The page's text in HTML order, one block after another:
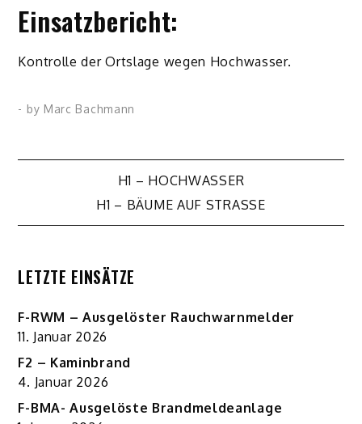
Einsatzbericht:
Kontrolle der Ortslage wegen Hochwasser.
- by Marc Bachmann
Beitragsnavigation
H1 – HOCHWASSER
H1 – BÄUME AUF STRASSE
LETZTE EINSÄTZE
F-RWM – Ausgelöster Rauchwarnmelder
11. Januar 2026
F2 – Kaminbrand
4. Januar 2026
F-BMA- Ausgelöste Brandmeldeanlage